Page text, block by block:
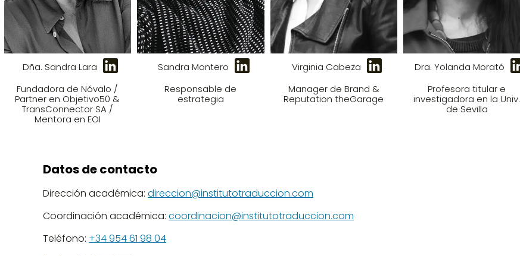
Dña. Sandra Lara
Fundadora de Nóvalo /
Partner en Objetivo50 &
TransConnector SA /
Mentora en EOI
Sandra Montero
Responsable de
estrategia
Virginia Cabeza
Manager de Brand &
Reputation theGarage
Dra. Yolanda Morató
Profesora titular e
investigadora en la Univ.
de Sevilla
Datos de contacto
Dirección académica: direccion@institutotraduccion.com
Coordinación académica: coordinacion@institutotraduccion.com
Teléfono: +34 954 61 98 04